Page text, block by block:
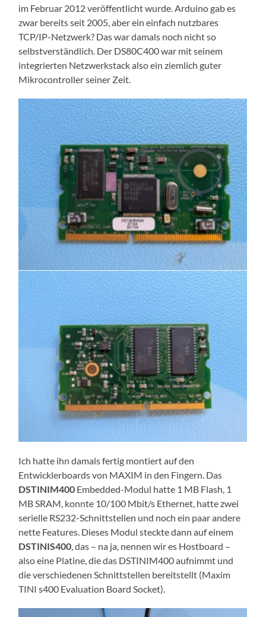
im Februar 2012 veröffentlicht wurde. Arduino gab es
zwar bereits seit 2005, aber ein einfach nutzbares
TCP/IP-Netzwerk? Das war damals noch nicht so
selbstverständlich. Der DS80C400 war mit seinem
integrierten Netzwerkstack also ein ziemlich guter
Mikrocontroller seiner Zeit.
Ich hatte ihn damals fertig montiert auf den
Entwicklerboards von MAXIM in den Fingern. Das
DSTINIM400 Embedded-Modul hatte 1 MB Flash, 1
MB SRAM, konnte 10/100 Mbit/s Ethernet, hatte zwei
serielle RS232-Schnittstellen und noch ein paar andere
nette Features. Dieses Modul steckte dann auf einem
DSTINIS400, das – na ja, nennen wir es Hostboard –
also eine Platine, die das DSTINIM400 aufnimmt und
die verschiedenen Schnittstellen bereitstellt (Maxim
TINI s400 Evaluation Board Socket).